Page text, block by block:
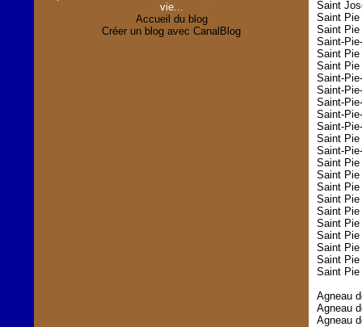
vie...
Accueil du blog
Créer un blog avec CanalBlog
Saint
Saint Pie
Saint Pie
Saint-
Saint Pie
Saint Pie
Saint-
Saint-
Saint-
Saint-
Saint-
Saint Pie
Saint-
Saint Pie
Saint Pie
Saint Pie
Saint Pie
Saint Pie
Saint Pie
Saint Pie
Saint
Saint Pie
Saint Pie
Agneau
Agneau
Agneau